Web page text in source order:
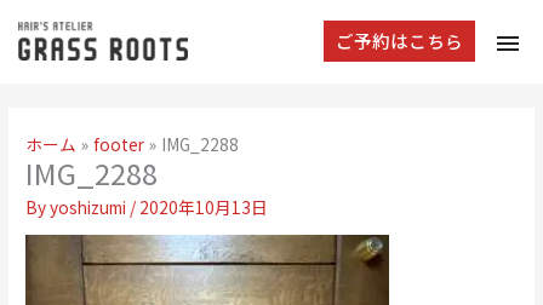
ご予約はこちら
ホーム footer IMG_2288
IMG_2288
Byyoshizumi / 2020年10月13日